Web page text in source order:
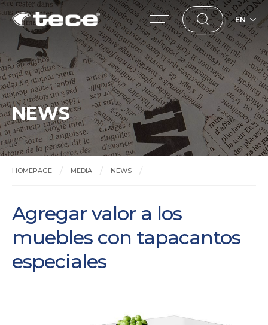
EN
NEWS
HOMEPAGE MEDIA NEWS
Agregar valor a los
muebles con tapacantos
especiales